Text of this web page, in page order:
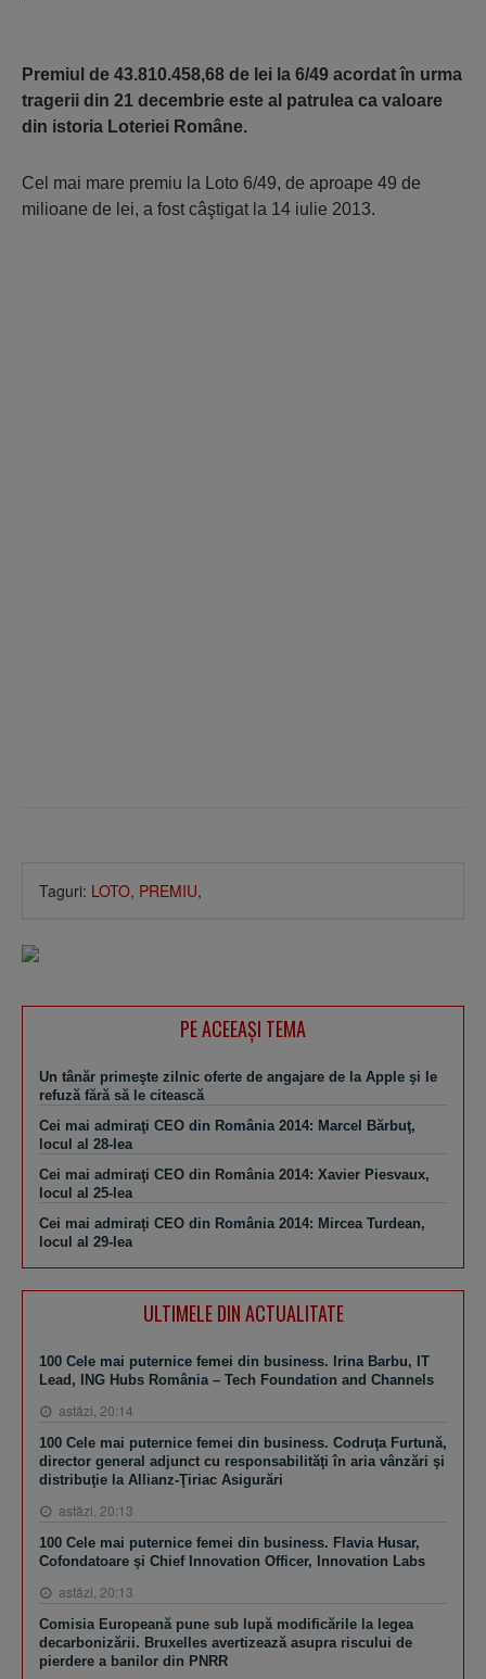
Premiul de 43.810.458,68 de lei la 6/49 acordat în urma
tragerii din 21 decembrie este al patrulea ca valoare
din istoria Loteriei Române.
Cel mai mare premiu la Loto 6/49, de aproape 49 de
milioane de lei, a fost câştigat la 14 iulie 2013.
Taguri: LOTO, PREMIU,
PE ACEEAŞI TEMA
Un tânăr primeşte zilnic oferte de angajare de la Apple şi le
refuză fără să le citească
Cei mai admiraţi CEO din România 2014: Marcel Bărbuţ,
locul al 28-lea
Cei mai admiraţi CEO din România 2014: Xavier Piesvaux,
locul al 25-lea
Cei mai admiraţi CEO din România 2014: Mircea Turdean,
locul al 29-lea
ULTIMELE DIN ACTUALITATE
100 Cele mai puternice femei din business. Irina Barbu, IT
Lead, ING Hubs România – Tech Foundation and Channels
astăzi, 20:14
100 Cele mai puternice femei din business. Codruţa Furtună,
director general adjunct cu responsabilităţi în aria vânzări şi
distribuţie la Allianz-Ţiriac Asigurări
astăzi, 20:13
100 Cele mai puternice femei din business. Flavia Husar,
Cofondatoare şi Chief Innovation Officer, Innovation Labs
astăzi, 20:13
Comisia Europeană pune sub lupă modificările la legea
decarbonizării. Bruxelles avertizează asupra riscului de
pierdere a banilor din PNRR